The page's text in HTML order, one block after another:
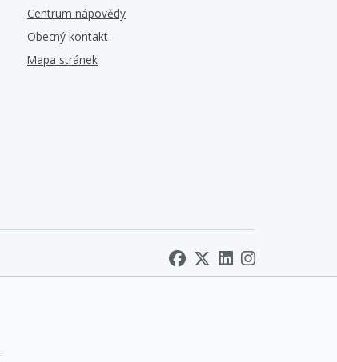
Centrum nápovědy
Obecný kontakt
Mapa stránek